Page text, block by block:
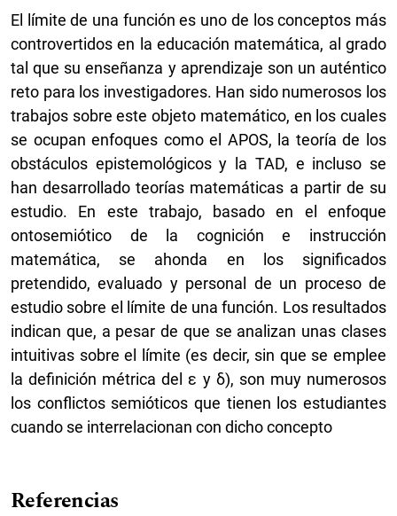
El límite de una función es uno de los conceptos más
controvertidos en la educación matemática, al grado
tal que su enseñanza y aprendizaje son un auténtico
reto para los investigadores. Han sido numerosos los
trabajos sobre este objeto matemático, en los cuales
se ocupan enfoques como el APOS, la teoría de los
obstáculos epistemológicos y la TAD, e incluso se
han desarrollado teorías matemáticas a partir de su
estudio. En este trabajo, basado en el enfoque
ontosemiótico de la cognición e instrucción
matemática, se ahonda en los significados
pretendido, evaluado y personal de un proceso de
estudio sobre el límite de una función. Los resultados
indican que, a pesar de que se analizan unas clases
intuitivas sobre el límite (es decir, sin que se emplee
la definición métrica del ε y δ), son muy numerosos
los conflictos semióticos que tienen los estudiantes
cuando se interrelacionan con dicho concepto
Referencias